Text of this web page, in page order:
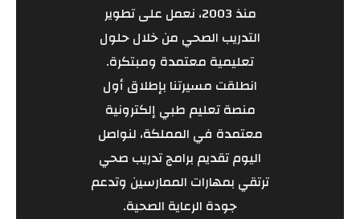
منذ 2003، نعمل على تطوير
التدريب الصحي من خلال حلول
تعليمية معتمدة ومبتكرة.
انطلقت مسيرتنا بإطلاق أول
منصة تعليم طبي إلكترونية
معتمدة في المملكة، لنواصل
اليوم تقديم برامج تدريب صحي
ترتقي بمهارات الممارسين وتدعم
جودة الرعاية الصحية.